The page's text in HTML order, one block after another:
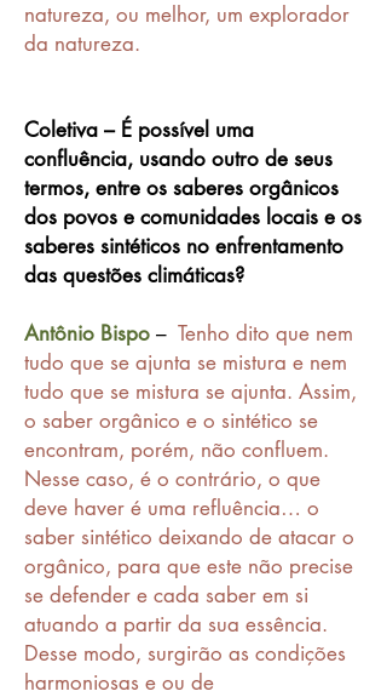
natureza, ou melhor, um explorador
da natureza.
Coletiva – É possível uma
confluência, usando outro de seus
termos, entre os saberes orgânicos
dos povos e comunidades locais e os
saberes sintéticos no enfrentamento
das questões climáticas?
Antônio Bispo – Tenho dito que nem
tudo que se ajunta se mistura e nem
tudo que se mistura se ajunta. Assim,
o saber orgânico e o sintético se
encontram, porém, não confluem.
Nesse caso, é o contrário, o que
deve haver é uma refluência… o
saber sintético deixando de atacar o
orgânico, para que este não precise
se defender e cada saber em si
atuando a partir da sua essência.
Desse modo, surgirão as condições
harmoniosas e ou de